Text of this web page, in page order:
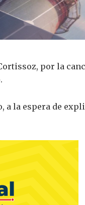
por la
a la espera de